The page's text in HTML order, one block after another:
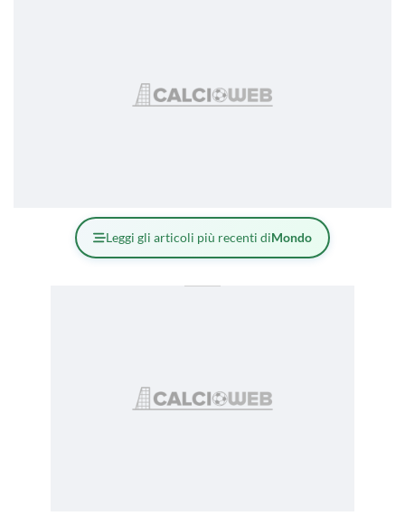
Leggi gli articoli più recenti diMondo